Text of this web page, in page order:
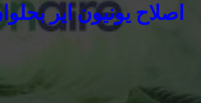
اصلاح يونيون اير بحلوان